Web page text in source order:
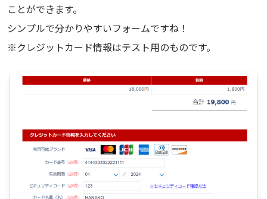
ことができます。
シンプルで分かりやすいフォームですね！
※クレジットカード情報はテスト用のものです。